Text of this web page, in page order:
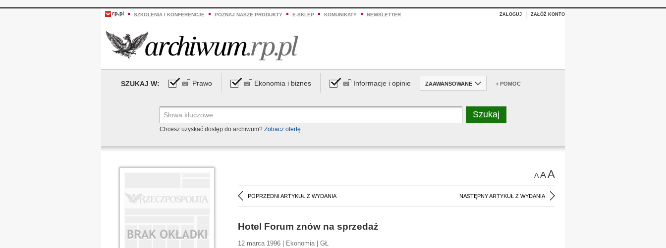
SZKOLENIA I KONFERENCJE POZNAJ NASZE PRODUKTY E-SKLEP KOMUNIKATY NEWSLETTER ZALOGUJ ZAŁÓŻ KONTO
SZUKAJ W: Prawo Ekonomia i biznes Informacje i opinie ZAAWANSOWANE + POMOC
Chcesz uzyskać dostęp do archiwum? Zobacz ofertę
AAA
POPRZEDNI ARTYKUŁ Z WYDANIA NASTĘPNY ARTYKUŁ Z WYDANIA
Hotel Forum znów na sprzedaż
12 marca 1996 | Ekonomia | GŁ